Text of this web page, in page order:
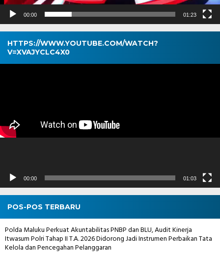
00:00 01:23
HTTPS://WWW.YOUTUBE.COM/WATCH?
V=XVAJYCLC4X0
Pemutar
00:00 01:03
POS-POS TERBARU
Polda Maluku Perkuat Akuntabilitas PNBP dan BLU, Audit Kinerja
Itwasum Polri Tahap II T.A. 2026 Didorong Jadi Instrumen Perbaikan Tata
Kelola dan Pencegahan Pelanggaran